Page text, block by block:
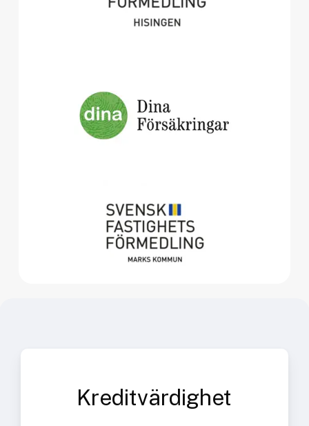
Kreditvärdighet